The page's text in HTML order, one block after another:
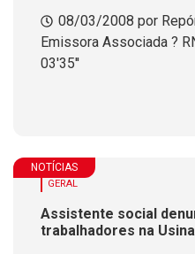
08/03/2008 por
Emissora Associada ?
03'35''
NOTÍCIAS
GERAL
Assistente social
trabalhadores na